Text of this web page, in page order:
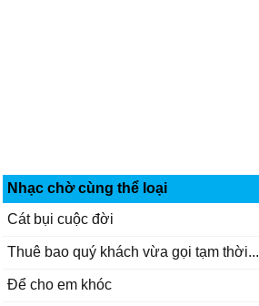
Nhạc chờ cùng thể loại
Cát bụi cuộc đời
Thuê bao quý khách vừa gọi tạm thời...
Để cho em khóc